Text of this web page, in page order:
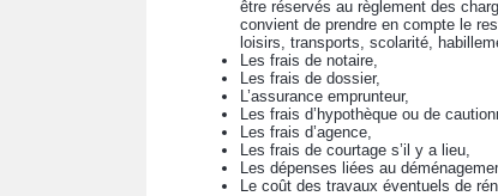
être réservés au règlement des
convient de prendre en compte le
loisirs, transports, scolarité,
Les frais de notaire,
Les frais de dossier,
L’assurance emprunteur,
Les frais d’hypothèque ou de
Les frais d’agence,
Les frais de courtage s’il y a lieu,
Les dépenses liées au
Le coût des travaux éventuels de